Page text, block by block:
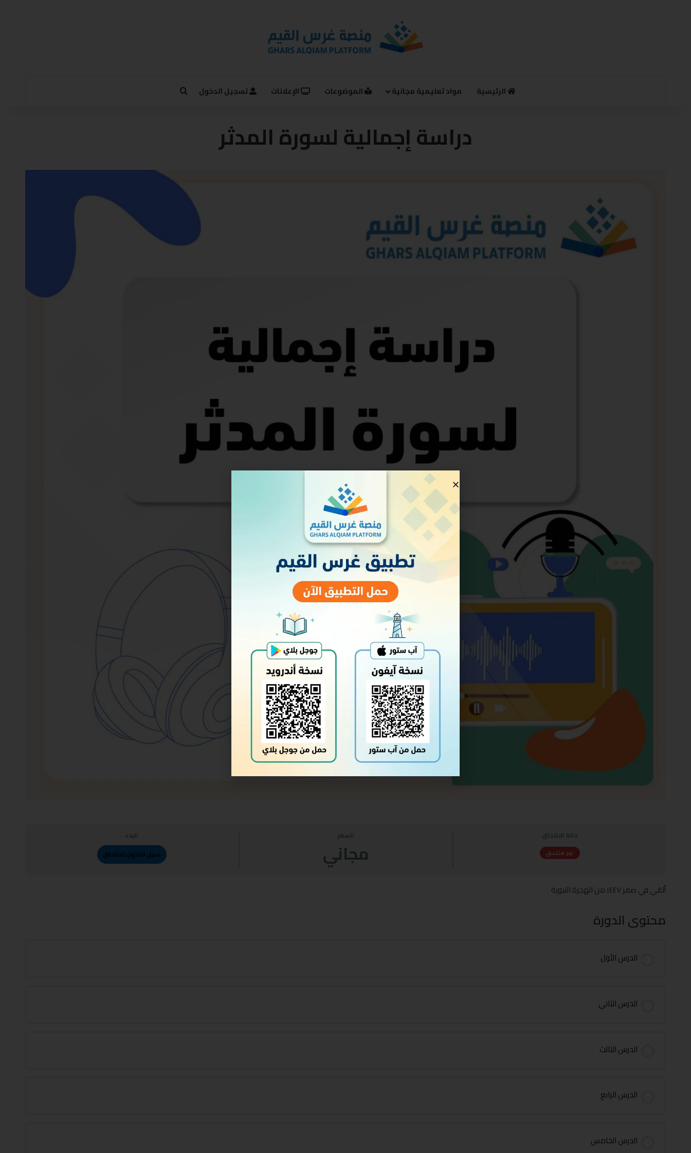
الرئيسية مواد تعليمية مجانية الموضوعات الإعلانات تسجيل الدخول
دراسة إجمالية لسورة المدثر
حالة الالتحاق
غير ملتحق
السعر
مجاني
البدء
سجل الدخول للالتحاق
ألقي في صفر ١٤٤٧ من الهجرة النبوية
محتوى الدورة
الدرس الأول
الدرس الثاني
الدرس الثالث
الدرس الرابع
الدرس الخامس